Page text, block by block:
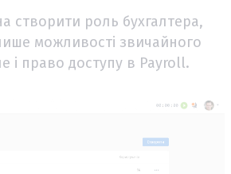
створити роль бухгалтера,
можливості звичайного
і право доступу в Payroll.